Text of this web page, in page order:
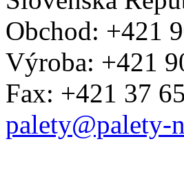
Obchod: +421
Výroba: +421
Fax: +421 37
palety@palety-